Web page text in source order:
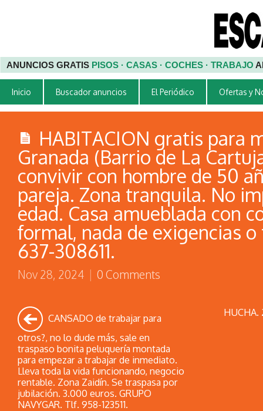
ANUNCIOS GRATIS PISOS · CASAS · COCHES · TRABAJO
Inicio Buscador anuncios El Periódico Ofertas y
HABITACION gratis para
Granada (Barrio de La
convivir con hombre de 50
pareja. Zona tranquila. No
edad. Casa amueblada con
formal, nada de exigencias
637-308611.
Nov 28, 2024 | 0 Comments
CANSADO de trabajar para
otros?, no lo dude más, sale en
traspaso bonita peluquería montada
para empezar a trabajar de inmediato.
Lleva toda la vida funcionando, negocio
rentable. Zona Zaidín. Se traspasa por
jubilación. 3.000 euros. GRUPO
NAVYGAR. Tlf. 958-123511.